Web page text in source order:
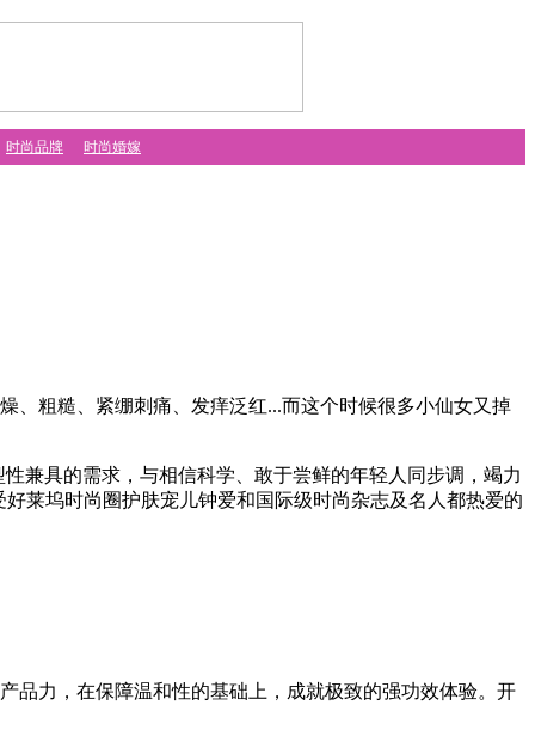
时尚品牌 时尚婚嫁
粗糙、紧绷刺痛、发痒泛红...而这个时候很多小仙女又掉
具的需求，与相信科学、敢于尝鲜的年轻人同步调，竭力
莱坞时尚圈护肤宠儿钟爱和国际级时尚杂志及名人都热爱的
力，在保障温和性的基础上，成就极致的强功效体验。开